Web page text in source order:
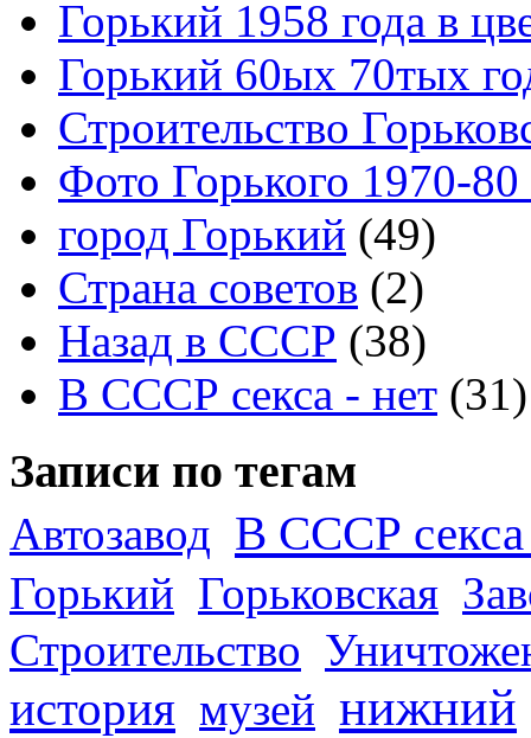
Горький 1958 года в
Горький 60ых 70тых
Строительство
Фото Горького 1970-80
город Горький (49)
Страна советов (2)
Назад в СССР (38)
В СССР секса - нет (31)
Записи по тегам
Автозавод В СССР секса
Горький Горьковская
Строительство
история музей нижний